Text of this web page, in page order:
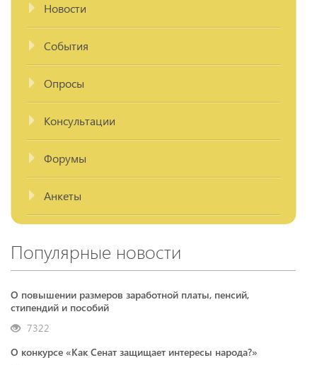
Новости
События
Опросы
Консультации
Форумы
Анкеты
Популярные новости
О повышении размеров заработной платы, пенсий,
стипендий и пособий
7322
О конкурсе «Как Сенат защищает интересы народа?»